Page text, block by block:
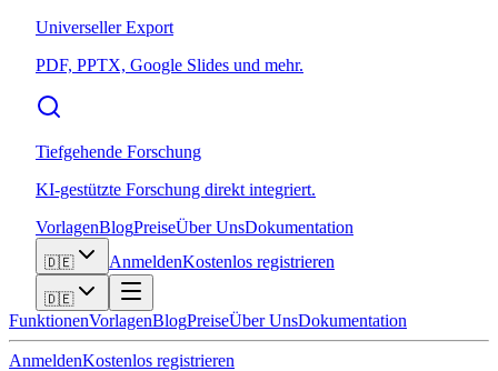
Universeller Export
PDF, PPTX, Google Slides und mehr.
Tiefgehende Forschung
KI-gestützte Forschung direkt integriert.
VorlagenBlogPreiseÜber UnsDokumentation
🇩🇪 AnmeldenKostenlos registrieren
🇩🇪
FunktionenVorlagenBlogPreiseÜber UnsDokumentation
AnmeldenKostenlos registrieren